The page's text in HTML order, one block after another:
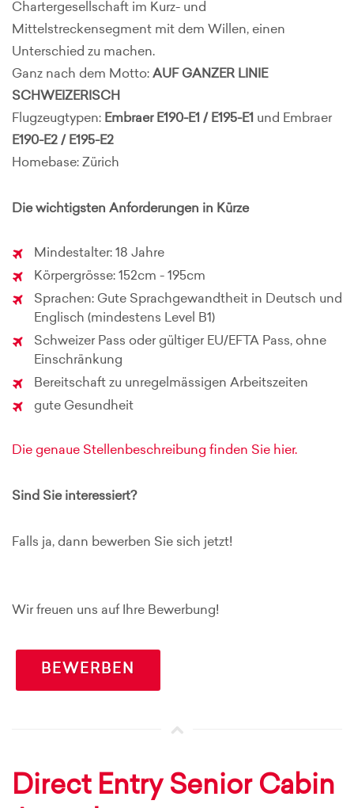
Chartergesellschaft im Kurz- und
Mittelstreckensegment mit dem Willen, einen
Unterschied zu machen.
Ganz nach dem Motto: AUF GANZER LINIE
SCHWEIZERISCH
Flugzeugtypen: Embraer E190-E1 / E195-E1 und Embraer
E190-E2 / E195-E2
Homebase: Zürich
Die wichtigsten Anforderungen in Kürze
Mindestalter: 18 Jahre
Körpergrösse: 152cm - 195cm
Sprachen: Gute Sprachgewandtheit in Deutsch und
Englisch (mindestens Level B1)
Schweizer Pass oder gültiger EU/EFTA Pass, ohne
Einschränkung
Bereitschaft zu unregelmässigen Arbeitszeiten
gute Gesundheit
Die genaue Stellenbeschreibung finden Sie hier.
Sind Sie interessiert?
Falls ja, dann bewerben Sie sich jetzt!
Wir freuen uns auf Ihre Bewerbung!
BEWERBEN
Direct Entry Senior Cabin